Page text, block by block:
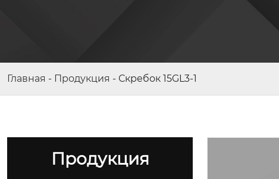
Главная - Продукция - Скребок 15GL3-1
Продукция